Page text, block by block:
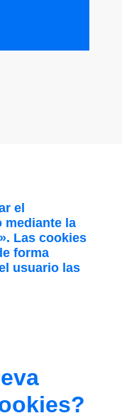
el
mediante la
Las cookies
forma
usuario las